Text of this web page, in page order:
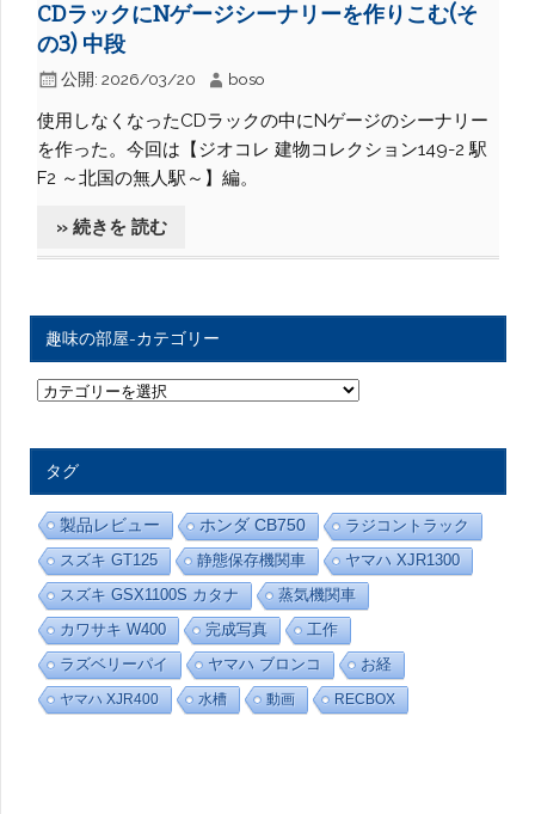
CDラックにNゲージシーナリーを作りこむ(そ
の3) 中段
公開: 2026/03/20 boso
使用しなくなったCDラックの中にNゲージのシーナリー
を作った。今回は【ジオコレ 建物コレクション149-2 駅
F2 ～北国の無人駅～】編。
» 続きを 読む
趣味の部屋-カテゴリー
趣
味
屋
カ
テ
ゴ
リ
ー
タグ
製品レビュー ホンダ CB750
ラジコントラック
スズキ GT125
静態保存機関車
ヤマハ XJR1300
スズキ GSX1100S カタナ
蒸気機関車
カワサキ W400
完成写真
工作
ラズベリーパイ
ヤマハ ブロンコ お経
ヤマハ XJR400 水槽 動画 RECBOX